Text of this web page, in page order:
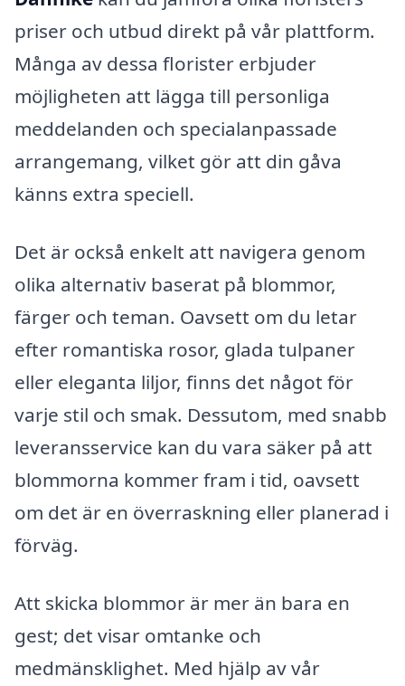
priser och utbud direkt på vår plattform.
Många av dessa florister erbjuder
möjligheten att lägga till personliga
meddelanden och specialanpassade
arrangemang, vilket gör att din gåva
känns extra speciell.
Det är också enkelt att navigera genom
olika alternativ baserat på blommor,
färger och teman. Oavsett om du letar
efter romantiska rosor, glada tulpaner
eller eleganta liljor, finns det något för
varje stil och smak. Dessutom, med snabb
leveransservice kan du vara säker på att
blommorna kommer fram i tid, oavsett
om det är en överraskning eller planerad i
förväg.
Att skicka blommor är mer än bara en
gest; det visar omtanke och
medmänsklighet. Med hjälp av vår